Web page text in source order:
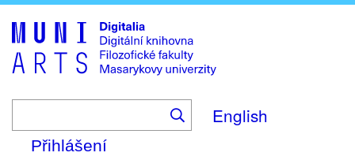
to
main
content
English
Přihlášení